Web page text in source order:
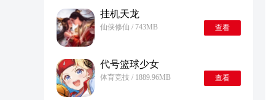
挂机天龙
仙侠修仙 / 743MB 查看
代号篮球少女
体育竞技 / 1889.96MB 查看